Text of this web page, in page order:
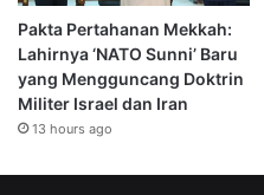
Pakta Pertahanan Mekkah:
Lahirnya ‘NATO Sunni’ Baru
yang Mengguncang Doktrin
Militer Israel dan Iran
13 hours ago